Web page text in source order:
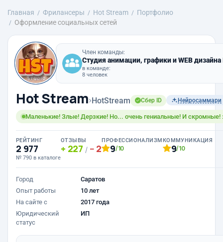
Главная Фрилансеры Hot Stream
Портфолио
Оформление социальных сетей
Член команды:
Студия анимации, графики и WEB
в команде:
8 человек
Hot Stream›HotStream Сбер ID Нейросаммари
Маленькие! Злые! Дерзкие! Но... очень гениальные! И скромные!
РЕЙТИНГ
2 977
№ 790 в каталоге
ОТЗЫВЫ
227 / 2
ПРОФЕССИОНАЛИЗМ
9/10
КОММУНИКАЦИЯ
9/10
Город
Саратов
Опыт работы
10 лет
На сайте с
2017 года
Юридический
статус
ИП